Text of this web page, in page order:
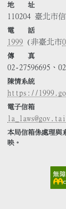
地 址
110204 臺北市
電 話
1999 (非臺北市
傳 真
02-27596695、
陳情系統
https://
電子信箱
本局信箱係處理與
映。